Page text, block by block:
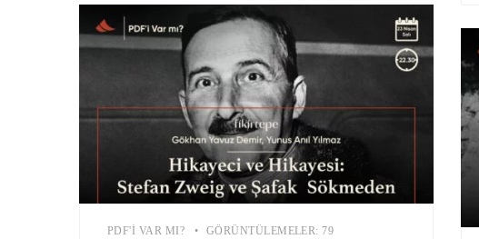
PDF'I VAR MI? • GÖRÜNTÜLEMELER: 79